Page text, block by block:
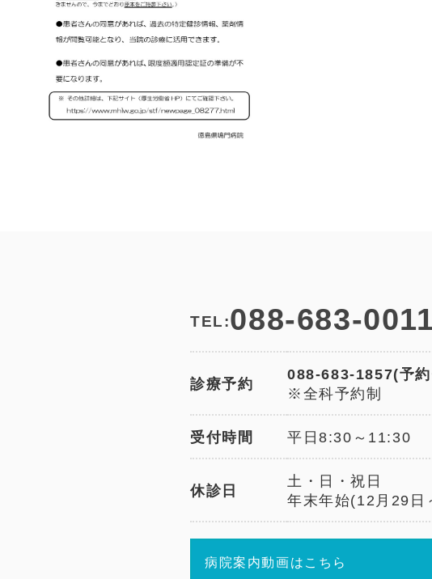
TEL:088-683-0011
診療予約
088-683-1857(予約
※全科予約制
受付時間 平日8:30～11:30
休診日
土・日・祝日
年末年始(12月29日
病院案内動画はこちら